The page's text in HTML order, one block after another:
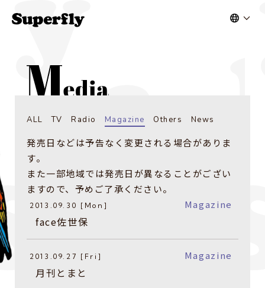
ALL TV Radio Magazine Others News
発売日などは予告なく変更される場合がありま
す。
また一部地域では発売日が異なることがござい
ますので、予めご了承ください。
2013.09.30 [Mon] Magazine
face佐世保
2013.09.27 [Fri] Magazine
月刊とまと